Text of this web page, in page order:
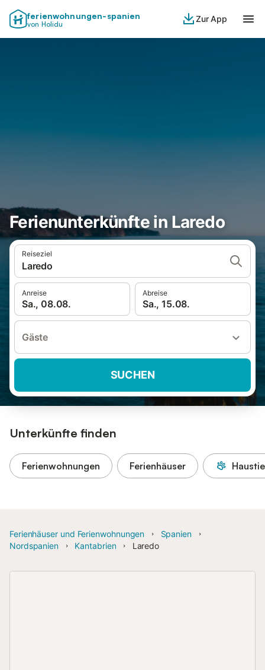
ferienwohnungen-spanien
von Holidu
Zur App
Ferienunterkünfte in Laredo
Reiseziel
Laredo
Anreise
Sa., 08.08.
Abreise
Sa., 15.08.
Gäste
SUCHEN
Unterkünfte finden
Ferienwohnungen Ferienhäuser
Ferienhäuser und Ferienwohnungen
Spanien
Nordspanien
Kantabrien Laredo